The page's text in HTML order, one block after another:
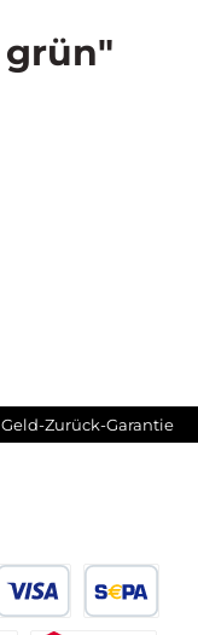
grün"
Geld-Zurück-Garantie